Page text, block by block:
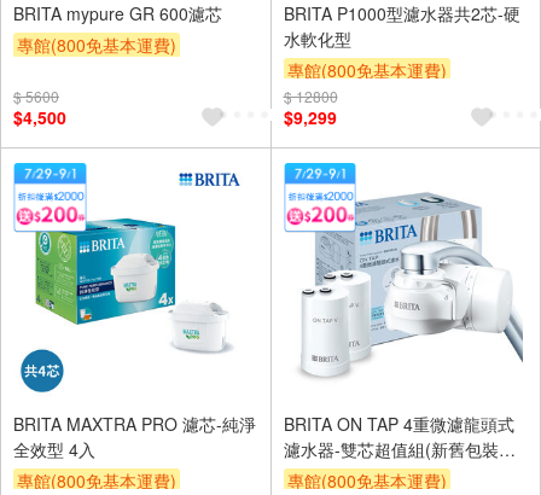
BRITA mypure GR 600濾芯
專館(800免基本運費)
$ 5600
$4,500
BRITA P1000型濾水器共2芯-硬
水軟化型
專館(800免基本運費)
滿額9折
$ 12800
$9,299
BRITA MAXTRA PRO 濾芯-純淨
全效型 4入
專館(800免基本運費)
BRITA ON TAP 4重微濾龍頭式
濾水器-雙芯超值組(新舊包裝隨
機出貨)
專館(800免基本運費)